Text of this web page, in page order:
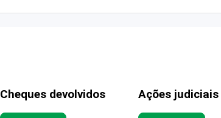
Cheques devolvidos Ações judiciais